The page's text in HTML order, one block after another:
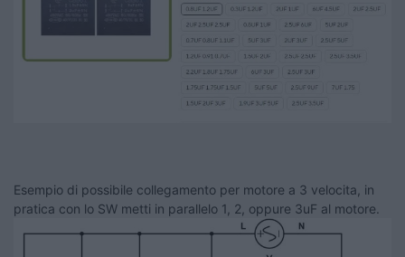
Esempio di possibile collegamento per motore a 3 velocita, in
pratica con lo SW metti in parallelo 1, 2, oppure 3uF al motore.